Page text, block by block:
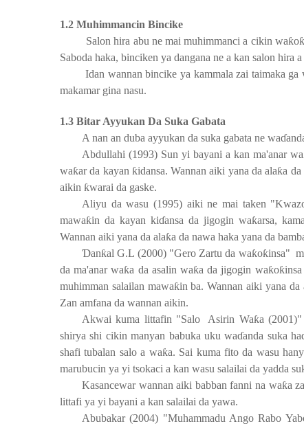
1.2 Muhimmancin Bincike
Salon hira abu ne mai muhimmanci a cikin waƙoƙ
Saboda haka, binciken ya dangana ne a kan salon hira
Idan wannan bincike ya kammala zai taimaka
makamar gina nasu.
1.3 Bitar Ayyukan Da Suka Gabata
A nan an duba ayyukan da suka gabata ne waɗ
Abdullahi (1993) Sun yi bayani a kan ma'anar wa
waƙar da kayan ƙidansa. Wannan aiki yana da alaƙa da
aikin ƙwarai da gaske.
Aliyu da wasu (1995) aiki ne mai taken
mawaƙin da kayan kiɗansa da jigogin waƙarsa,
Wannan aiki yana da alaƙa da nawa haka yana da
Ɗanƙal G.L (2000) "Gero Zartu da waƙoƙinsa"
da ma'anar waƙa da asalin waƙa da jigogin waƙoƙ
muhimman salailan mawaƙin ba. Wannan aiki yana da
Zan amfana da wannan aikin.
Akwai kuma littafin "Salo
Asirin Waƙa (2001)"
shirya shi cikin manyan babuka uku waɗanda suka ha
shafi tubalan salo a waƙa. Sai kuma fito da wasu
marubucin ya yi tsokaci a kan wasu salailai da yadda
Kasancewar wannan aiki babban fanni na waƙa
littafi ya yi bayani a kan salailai da yawa.
Abubakar (2004) "Muhammadu Ango Rabo